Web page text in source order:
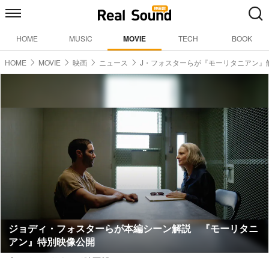
HOME MUSIC MOVIE TECH BOOK
HOME MOVIE 映画 ニュース J・フォスターらが『モーリタニアン』
ジョディ・フォスターらが本編シーン解説 『モーリタニ
アン』特別映像公開